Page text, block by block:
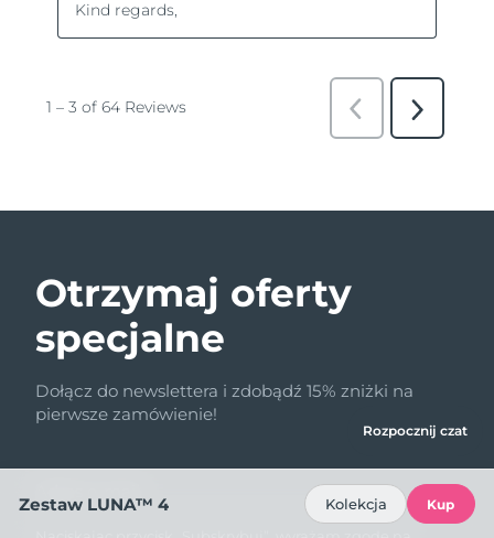
Otrzymaj oferty
specjalne
Dołącz do newslettera i zdobądź 15% zniżki na
pierwsze zamówienie!
Rozpocznij czat
Zestaw LUNA™ 4 Kolekcja Kup